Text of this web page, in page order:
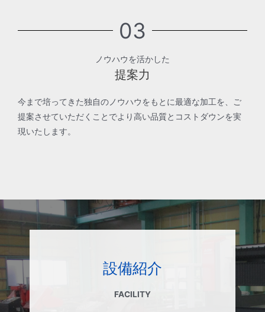
03
ノウハウを活かした
提案力
今まで培ってきた独自のノウハウをもとに最適な加工を、ご
提案させていただくことでより高い品質とコストダウンを実
現いたします。
設備紹介
FACILITY